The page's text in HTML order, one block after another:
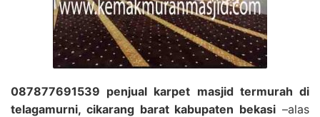
087877691539 penjual karpet masjid termurah di
telagamurni, cikarang barat kabupaten bekasi –alas